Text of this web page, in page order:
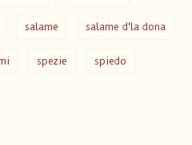
salame salame d'la dona
spezie spiedo